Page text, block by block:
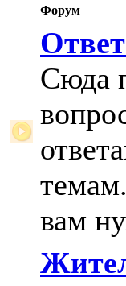
Форум
Сюда
вам